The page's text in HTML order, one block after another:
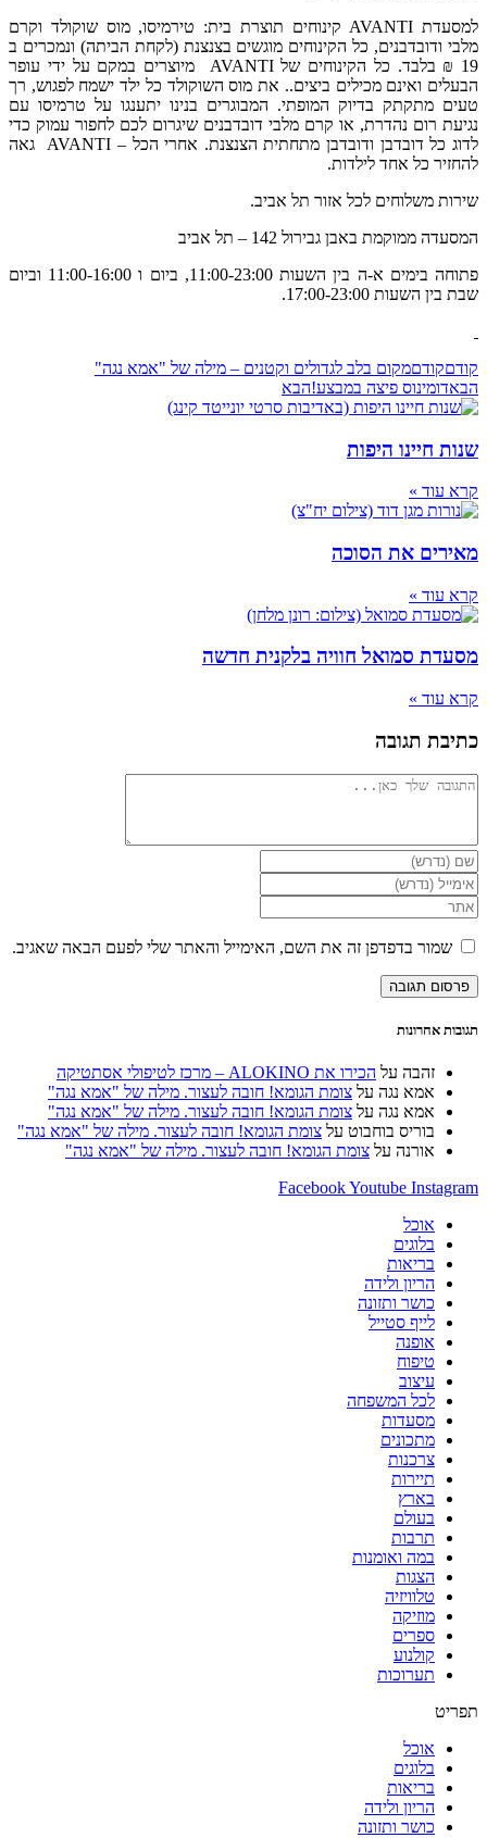
למסעדת AVANTI קינוחים תוצרת בית: טירמיסו, מוס שוקולד וקרם
מלבי ודובדבנים, כל הקינוחים מוגשים בצנצנת (לקחת הביתה) ונמכרים ב
19 ₪ בלבד. כל הקינוחים של AVANTI מיוצרים במקם על ידי עופר
הבעלים ואינם מכילים ביצים.. את מוס השוקולד כל ילד ישמח לפגוש, רך
טעים מתקתק בדיוק המופתי. המבוגרים בנינו יתענגו על טרמיסו עם
נגיעת רום נהדרת, או קרם מלבי דובדבנים שיגרום לכם לחפור עמוק כדי
לדוג כל דובדבן ודובדבן מתחתית הצנצנת. אחרי הכל – AVANTI גאה
להחזיר כל אחד לילדות.
שירות משלוחים לכל אזור תל אביב.
המסעדה ממוקמת באבן גבירול 142 – תל אביב
פתוחה בימים א-ה בין השעות 11:00-23:00, ביום ו 11:00-16:00 וביום
שבת בין השעות 17:00-23:00.
קודםקודםמקום בלב לגדולים וקטנים – מילה של "אמא נגה"
הבאדומינוס פיצה במבצע!הבא
שנות חיינו היפות
קרא עוד »
מאירים את הסוכה
קרא עוד »
מסעדת סמואל חוויה בלקנית חדשה
קרא עוד »
כתיבת תגובה
להגיב
הזן
את
השם
שלך
או
שם
משתמש
כדי
הזן
את
כתובת
דואר
האלקטרוני
שלך
כדי
הזן
את
כתובת
האינטרנט
שלך
שמור בדפדפן זה את השם, האימייל והאתר שלי לפעם הבאה שאגיב.
תגובות אחרונות
זהבה על הכירו את ALOKINO – מרכז לטיפולי אסתטיקה
אמא נגה על צומת הגומא! חובה לעצור. מילה של "אמא נגה"
אמא נגה על צומת הגומא! חובה לעצור. מילה של "אמא נגה"
בוריס בוחבוט על צומת הגומא! חובה לעצור. מילה של "אמא נגה"
אורנה על צומת הגומא! חובה לעצור. מילה של "אמא נגה"
FacebookYoutube Instagram
אוכל
בלוגים
בריאות
הריון ולידה
כושר ותזונה
לייף סטייל
אופנה
טיפוח
עיצוב
לכל המשפחה
מסעדות
מתכונים
צרכנות
תיירות
בארץ
בעולם
תרבות
במה ואומנות
הצגות
טלוויזיה
מוזיקה
ספרים
קולנוע
תערוכות
תפריט
אוכל
בלוגים
בריאות
הריון ולידה
כושר ותזונה